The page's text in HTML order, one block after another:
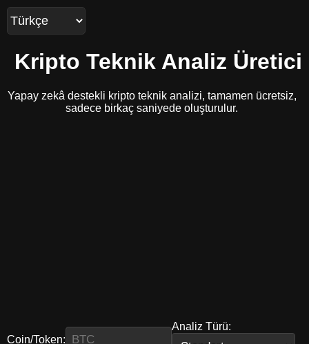
Kripto Teknik Analiz Üretici
Yapay zekâ destekli kripto teknik analizi, tamamen ücretsiz,
sadece birkaç saniyede oluşturulur.
Coin/Token:
Analiz Türü: